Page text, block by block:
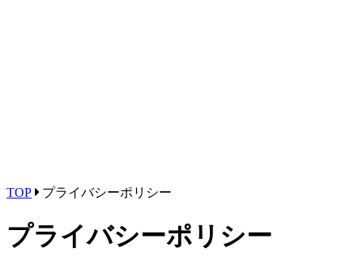
TOP プライバシーポリシー
プライバシーポリシー